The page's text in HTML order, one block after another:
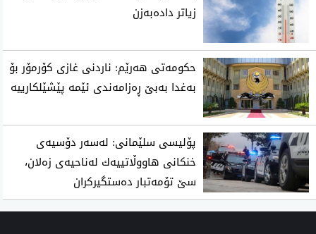
زیاتر دادەبەزن
حکومەتی هەرێم: ناردنی غازی کۆرمۆر بۆ
بەغدا بەبێ ڕەزامەندی ئێمە پێشێلکارییە
پۆلیسی سلێمانی: له‌سه‌ر دۆسیه‌ی
خنكانی هاووڵاتییه‌ك له‌ناحیه‌ی زه‌لان،
سێ تۆمه‌تبار ده‌ستگیركران